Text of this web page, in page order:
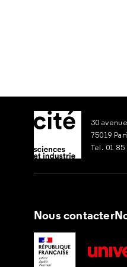
30
75019
Tel. 01 85
Nous contacter